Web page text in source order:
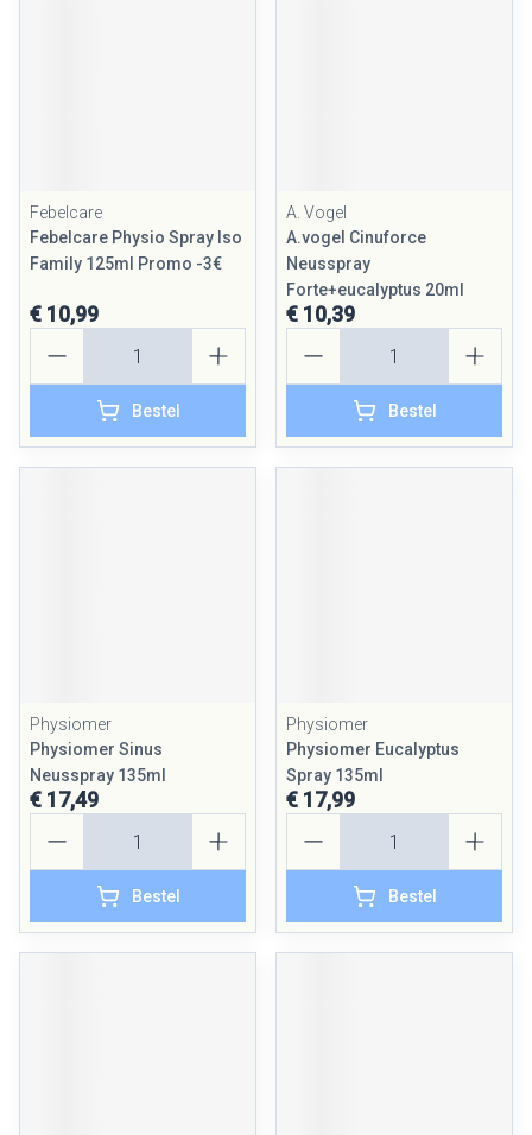
Febelcare
Febelcare Physio Spray Iso
Family 125ml Promo -3€
€ 10,99
Bestel
A. Vogel
A.vogel Cinuforce
Neusspray
Forte+eucalyptus 20ml
€ 10,39
Bestel
Physiomer
Physiomer Sinus
Neusspray 135ml
€ 17,49
Bestel
Physiomer
Physiomer Eucalyptus
Spray 135ml
€ 17,99
Bestel